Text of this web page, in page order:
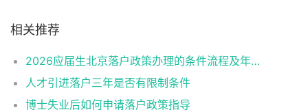
相关推荐
2026应届生北京落户政策办理的条件流程及年龄限制
人才引进落户三年是否有限制条件
博士失业后如何申请落户政策指导